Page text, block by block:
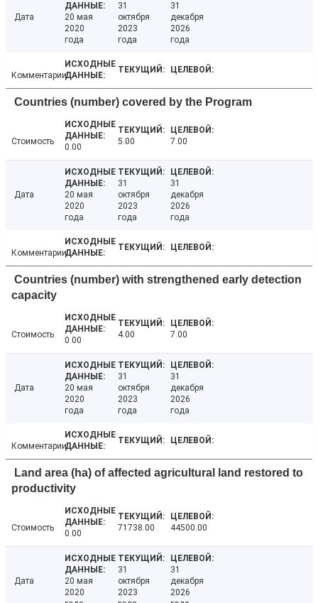
Дата
20 мая
2020
года
31
октября
2023
года
31
декабря
2026
года
Комментарии
Countries (number) covered by the Program
Стоимость
0.00
5.00 7.00
Дата
20 мая
2020
года
31
октября
2023
года
31
декабря
2026
года
Комментарии
Countries (number) with strengthened early detection
capacity
Стоимость
0.00
4.00 7.00
Дата
20 мая
2020
года
31
октября
2023
года
31
декабря
2026
года
Комментарии
Land area (ha) of affected agricultural land restored to
productivity
Стоимость
0.00
71738.00 44500.00
Дата
20 мая
2020
31
октября
2023
31
декабря
2026